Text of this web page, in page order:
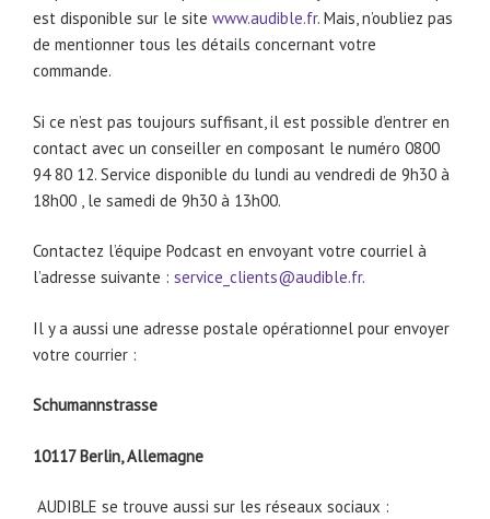
est disponible sur le site www.audible.fr. Mais, n’oubliez pas
de mentionner tous les détails concernant votre
commande.
Si ce n’est pas toujours suffisant, il est possible d’entrer en
contact avec un conseiller en composant le numéro 0800
94 80 12. Service disponible du lundi au vendredi de 9h30 à
18h00 , le samedi de 9h30 à 13h00.
Contactez l’équipe Podcast en envoyant votre courriel à
l’adresse suivante : service_clients@audible.fr.
Il y a aussi une adresse postale opérationnel pour envoyer
votre courrier :
Schumannstrasse
10117 Berlin, Allemagne
AUDIBLE se trouve aussi sur les réseaux sociaux :